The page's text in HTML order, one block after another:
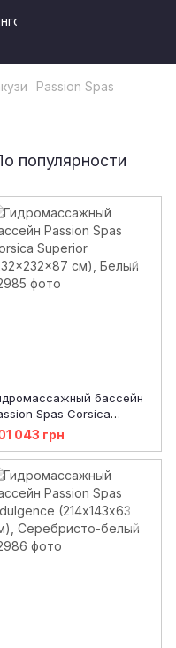
Passion Spas
популярности
бассейн
Spas Corsica
(232x232x87 см),
043 грн